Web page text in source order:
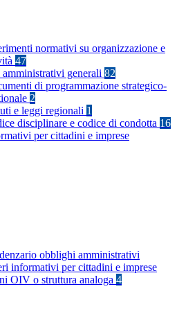
normativi su organizzazione e
47
generali 82
di programmazione strategico-
2
e leggi regionali 1
disciplinare e codice di condotta 16
per cittadini e imprese
obblighi amministrativi
informativi per cittadini e imprese
OIV o struttura analoga 4